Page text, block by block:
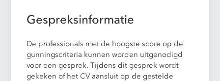
Gespreksinformatie
De professionals met de hoogste score op de
gunningscriteria kunnen worden uitgenodigd
voor een gesprek. Tijdens dit gesprek wordt
gekeken of het CV aansluit op de gestelde